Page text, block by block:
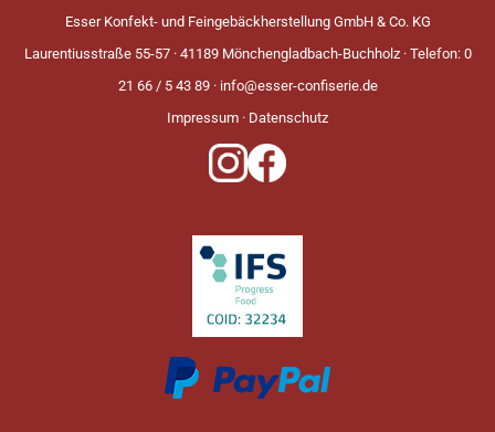
Esser Konfekt- und Feingebäckherstellung GmbH & Co. KG
Laurentiusstraße 55-57 · 41189 Mönchengladbach-Buchholz · Telefon: 0
21 66 / 5 43 89 · info@esser-confiserie.de
Impressum · Datenschutz